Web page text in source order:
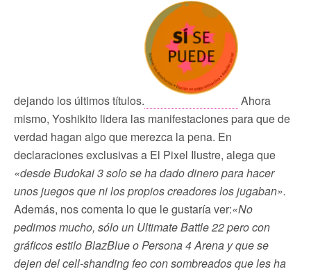
dejando los últimos títulos.
Ahora
mismo, Yoshikito lidera las manifestaciones para que de
verdad hagan algo que merezca la pena. En
declaraciones exclusivas a El Pixel Ilustre, alega que
«desde Budokai 3 solo se ha dado dinero para hacer
unos juegos que ni los propios creadores los jugaban».
Además, nos comenta lo que le gustaría ver:«No
pedimos mucho, sólo un Ultimate Battle 22 pero con
gráficos estilo BlazBlue o Persona 4 Arena y que se
dejen del cell-shanding feo con sombreados que les ha